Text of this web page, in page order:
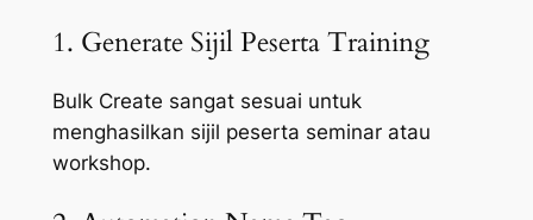
1. Generate Sijil Peserta Training
Bulk Create sangat sesuai untuk
menghasilkan sijil peserta seminar atau
workshop.